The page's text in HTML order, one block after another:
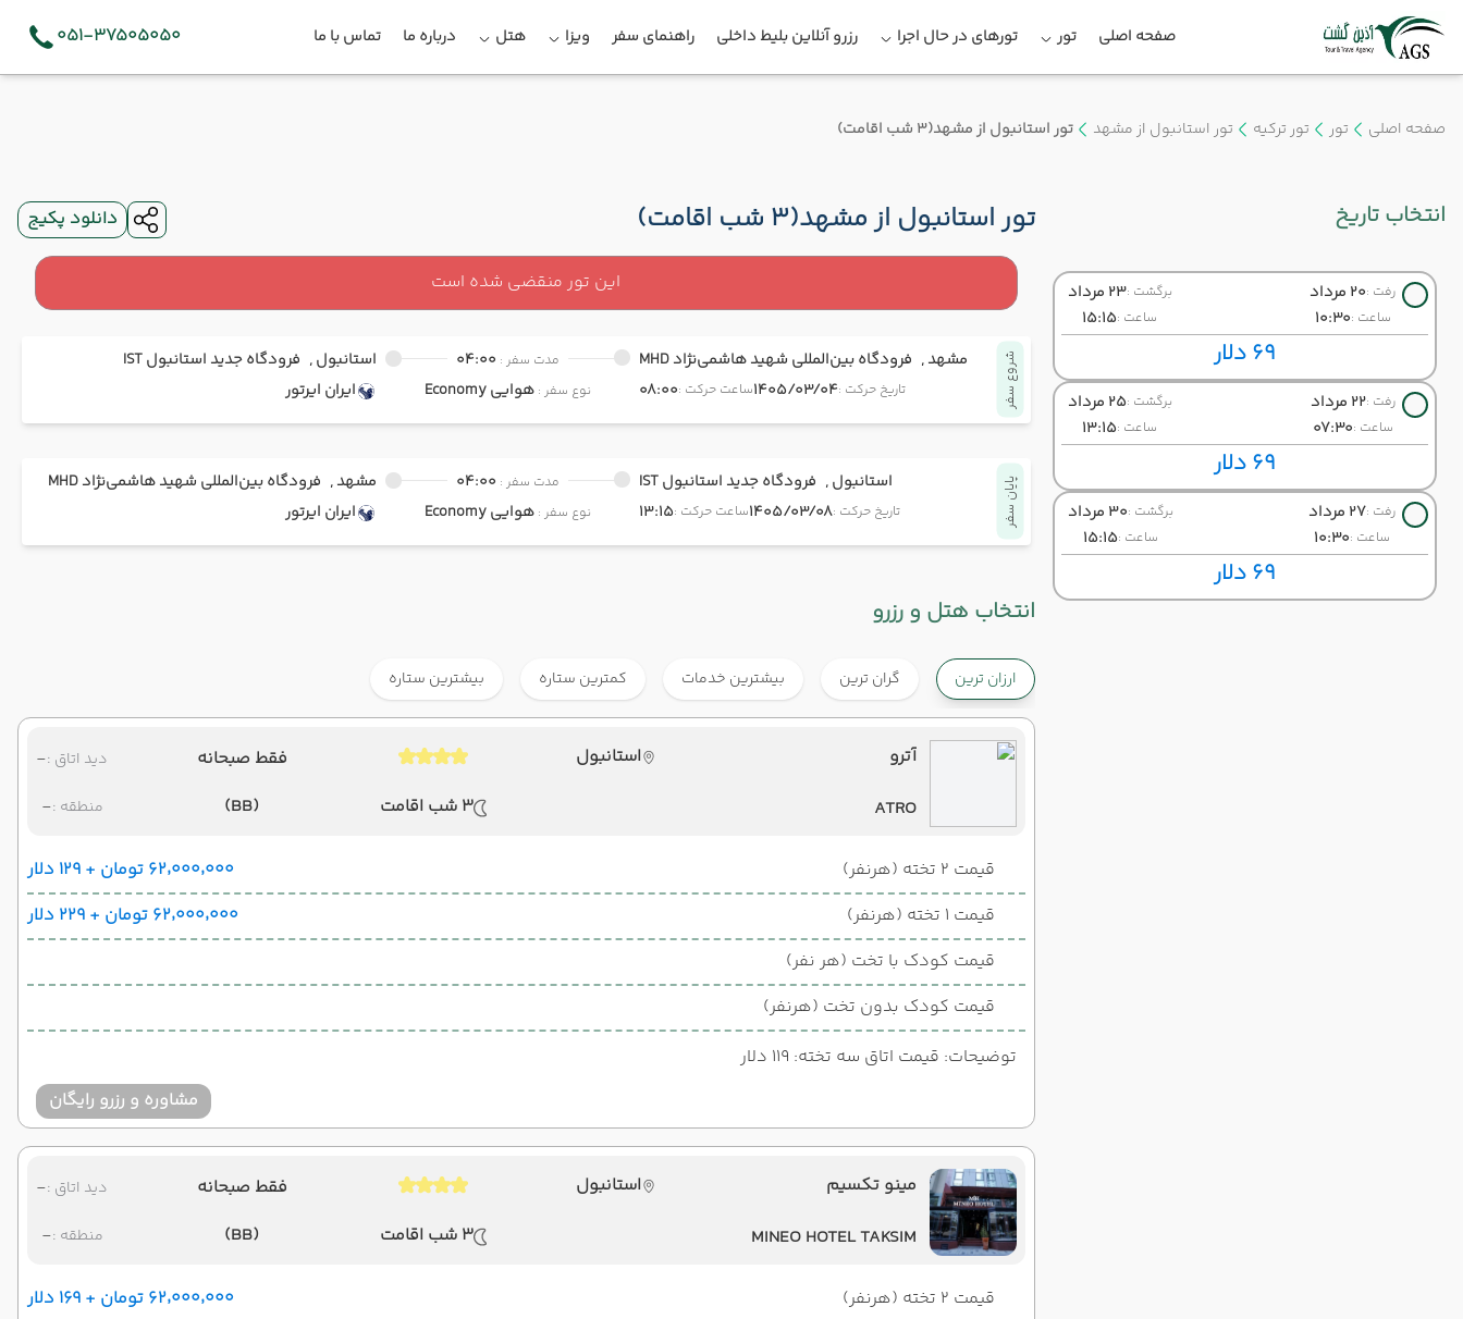
صفحه اصلی تور تورهای در حال اجرا رزرو آنلاین بلیط داخلی راهنمای سفر ویزا هتل درباره ما تماس با ما 051-37505050
صفحه اصلی تور تور ترکیه تور استانبول از مشهد تور استانبول از مشهد(3 شب اقامت)
انتخاب تاریخ
رفت :20 مرداد
ساعت :10:30
برگشت :23 مرداد
ساعت :15:15
69 دلار
رفت :22 مرداد
ساعت :07:30
برگشت :25 مرداد
ساعت :13:15
69 دلار
رفت :27 مرداد
ساعت :10:30
برگشت :30 مرداد
ساعت :15:15
69 دلار
تور استانبول از مشهد(3 شب اقامت) دانلود پکیج
این تور منقضی شده است
شروع سفر مشهد , فرودگاه بین‌المللی شهید هاشمی‌نژاد MHD
تاریخ حرکت :1405/03/04ساعت حرکت :08:00
مدت سفر : 04:00
نوع سفر : هوایی
استانبول , فرودگاه جدید استانبول IST
ایران ایرتور
پایان سفر استانبول , فرودگاه جدید استانبول IST
تاریخ حرکت :1405/03/08ساعت حرکت :13:15
مدت سفر : 04:00
نوع سفر : هوایی
مشهد , فرودگاه بین‌المللی شهید هاشمی‌نژاد MHD
ایران ایرتور
انتخاب هتل و رزرو
ارزان ترین گران ترین بیشترین خدمات کمترین ستاره بیشترین ستاره
آترو
استانبول
ATRO
3 شب اقامت
فقط صبحانه
(BB)
دید اتاق :-
منطقه :-
قیمت 2 تخته (هرنفر)
۶۲٬۰۰۰٬۰۰۰ تومان + ۱۲۹ دلار
قیمت 1 تخته (هرنفر)
۶۲٬۰۰۰٬۰۰۰ تومان + ۲۲۹ دلار
قیمت کودک با تخت (هر نفر)
قیمت کودک بدون تخت (هرنفر)
توضیحات: قیمت اتاق سه تخته: 119 دلار
مشاوره و رزرو رایگان
مینو تکسیم
استانبول
MINEO HOTEL TAKSIM
3 شب اقامت
فقط صبحانه
(BB)
دید اتاق :-
منطقه :-
قیمت 2 تخته (هرنفر)
۶۲٬۰۰۰٬۰۰۰ تومان + ۱۶۹ دلار